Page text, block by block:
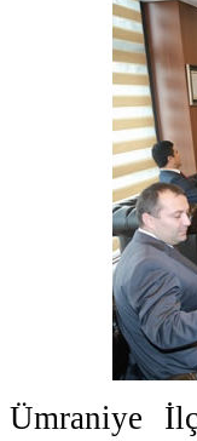
Ümraniye